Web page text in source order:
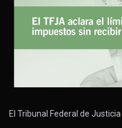
El Tribunal Federal de